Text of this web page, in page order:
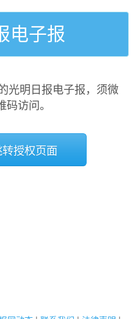
电子报
光明日报电子报，须微
访问。
授权页面